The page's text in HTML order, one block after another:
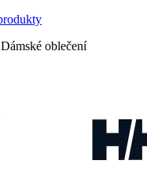
Dámské oblečení